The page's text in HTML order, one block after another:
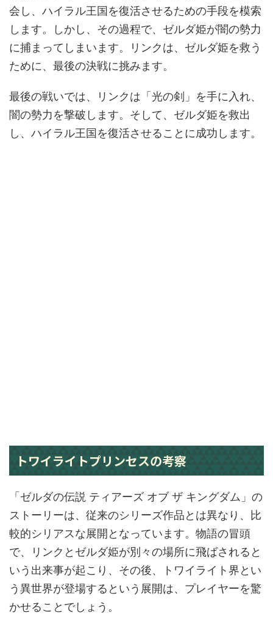
会し、ハイラル王国を復活させるための手段を模索
します。しかし、その過程で、ゼルダ姫が闇の勢力
に捕まってしまいます。リンクは、ゼルダ姫を救う
ために、最後の決戦に挑みます。
最後の戦いでは、リンクは「光の剣」を手に入れ、
闇の勢力を撃破します。そして、ゼルダ姫を救出
し、ハイラル王国を復活させることに成功します。
トワイライトプリンセスの考察
「ゼルダの伝説 ティアーズ オブ ザ キングダム」の
ストーリーは、従来のシリーズ作品とは異なり、比
較的シリアスな展開となっています。物語の冒頭
で、リンクとゼルダ姫が別々の場所に飛ばされると
いう出来事が起こり、その後、トワイライト界とい
う異世界が登場するという展開は、プレイヤーを驚
かせることでしょう。